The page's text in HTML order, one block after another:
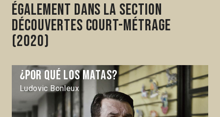
Également dans la section
Découvertes Court-métrage
(2020)
¿Por qué los matas?
Ludovic Bonleux